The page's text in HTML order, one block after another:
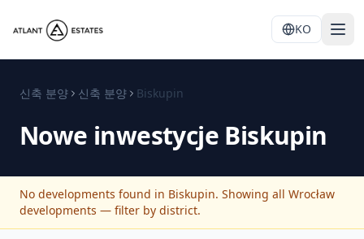
KO
신축 분양 신축 분양 Biskupin
Nowe inwestycje Biskupin
No developments found in Biskupin. Showing all Wrocław
developments — filter by district.